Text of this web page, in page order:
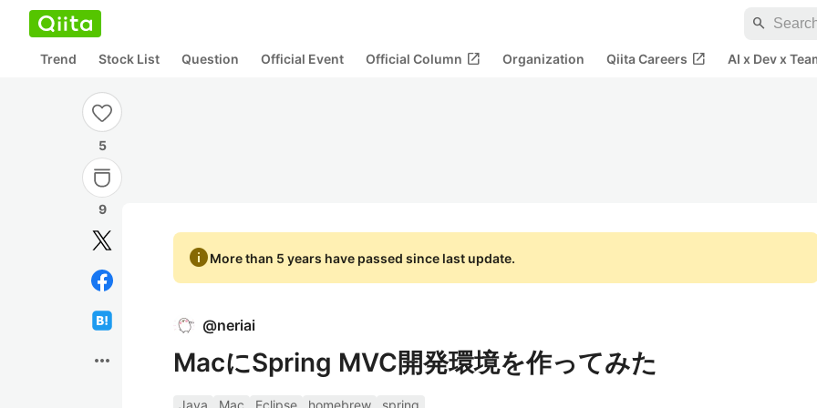
search
Trend Stock List Question Official Event Official Column open_in_new Organization Qiita Careers open_in_new AI x Dev x
5
9
more_horiz
infoMore than 5 years have passed since last update.
@neriai
MacにSpring MVC開発環境を作ってみた
Java Mac Eclipse homebrew
spring